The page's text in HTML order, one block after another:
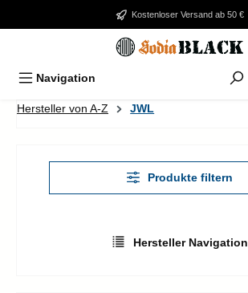
Zum Hauptinhalt springenKostenloser Versand ab 50 €
Navigation
Hersteller von A-Z JWL
Produkte filtern
Hersteller Navigation